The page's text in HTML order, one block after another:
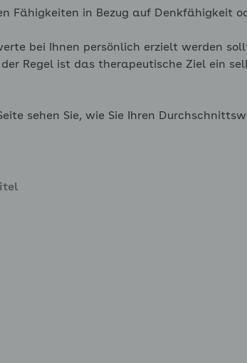
Fähigkeiten in Bezug auf Denkfähigkeit
bei Ihnen persönlich erzielt werden
Regel ist das therapeutische Ziel ein
sehen Sie, wie Sie Ihren
wir damit umgehen ausklappen